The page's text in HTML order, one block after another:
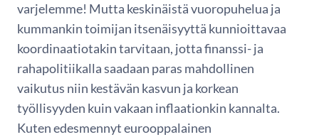
varjelemme! Mutta keskinäistä vuoropuhelua ja
kummankin toimijan itsenäisyyttä kunnioittavaa
koordinaatiotakin tarvitaan, jotta finanssi- ja
rahapolitiikalla saadaan paras mahdollinen
vaikutus niin kestävän kasvun ja korkean
työllisyyden kuin vakaan inflaationkin kannalta.
Kuten edesmennyt eurooppalainen